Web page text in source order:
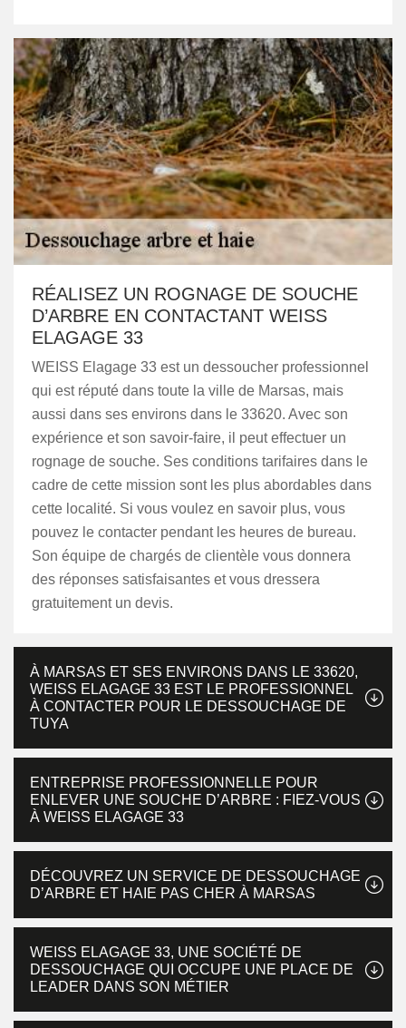
RÉALISEZ UN ROGNAGE DE SOUCHE
D’ARBRE EN CONTACTANT WEISS
ELAGAGE 33
WEISS Elagage 33 est un dessoucher professionnel
qui est réputé dans toute la ville de Marsas, mais
aussi dans ses environs dans le 33620. Avec son
expérience et son savoir-faire, il peut effectuer un
rognage de souche. Ses conditions tarifaires dans le
cadre de cette mission sont les plus abordables dans
cette localité. Si vous voulez en savoir plus, vous
pouvez le contacter pendant les heures de bureau.
Son équipe de chargés de clientèle vous donnera
des réponses satisfaisantes et vous dressera
gratuitement un devis.
À MARSAS ET SES ENVIRONS DANS LE 33620,
WEISS ELAGAGE 33 EST LE PROFESSIONNEL
À CONTACTER POUR LE DESSOUCHAGE DE
TUYA
ENTREPRISE PROFESSIONNELLE POUR
ENLEVER UNE SOUCHE D’ARBRE : FIEZ-VOUS
À WEISS ELAGAGE 33
DÉCOUVREZ UN SERVICE DE DESSOUCHAGE
D’ARBRE ET HAIE PAS CHER À MARSAS
WEISS ELAGAGE 33, UNE SOCIÉTÉ DE
DESSOUCHAGE QUI OCCUPE UNE PLACE DE
LEADER DANS SON MÉTIER